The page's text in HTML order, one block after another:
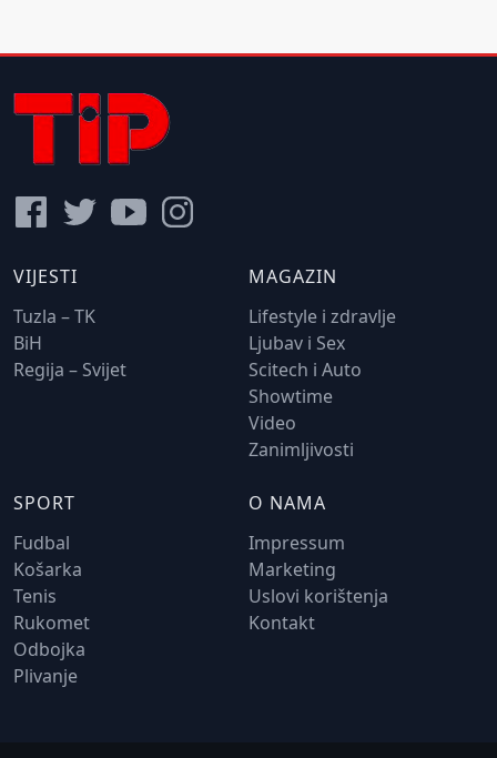
VIJESTI
Tuzla – TK
BiH
Regija – Svijet
MAGAZIN
Lifestyle i zdravlje
Ljubav i Sex
Scitech i Auto
Showtime
Video
Zanimljivosti
SPORT
Fudbal
Košarka
Tenis
Rukomet
Odbojka
Plivanje
O NAMA
Impressum
Marketing
Uslovi korištenja
Kontakt